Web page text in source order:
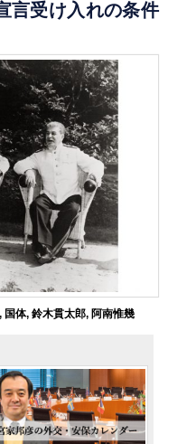
受け入れの条件
国体, 鈴木貫太郎, 阿南惟幾